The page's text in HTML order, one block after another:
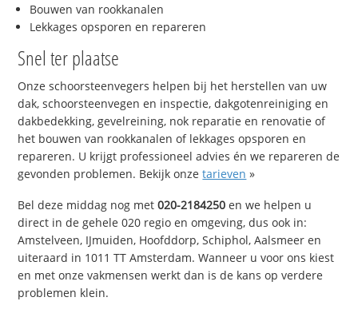
Bouwen van rookkanalen
Lekkages opsporen en repareren
Snel ter plaatse
Onze schoorsteenvegers helpen bij het herstellen van uw
dak, schoorsteenvegen en inspectie, dakgotenreiniging en
dakbedekking, gevelreining, nok reparatie en renovatie of
het bouwen van rookkanalen of lekkages opsporen en
repareren. U krijgt professioneel advies én we repareren de
gevonden problemen. Bekijk onzetarieven »
Bel deze middag nog met020-2184250 en we helpen u
direct in de gehele 020 regio en omgeving, dus ook in:
Amstelveen, IJmuiden, Hoofddorp, Schiphol, Aalsmeer en
uiteraard in 1011 TT Amsterdam. Wanneer u voor ons kiest
en met onze vakmensen werkt dan is de kans op verdere
problemen klein.